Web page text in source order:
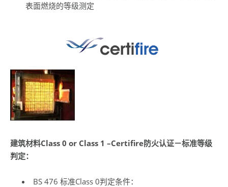
表面燃烧的等级测定
建筑材料Class 0 or Class 1 –Certifire防火认证－标准等级
判定：
BS 476 标准Class 0判定条件：